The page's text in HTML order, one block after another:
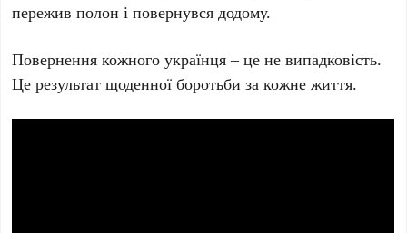
пережив полон і повернувся додому.
Повернення кожного українця – це не випадковість.
Це результат щоденної боротьби за кожне життя.